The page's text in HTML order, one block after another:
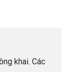
khai. Các